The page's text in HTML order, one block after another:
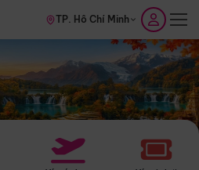
TP. Hồ Chí Minh